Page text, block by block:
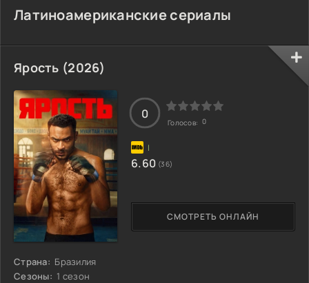
Латиноамериканские сериалы
Ярость (2026)
Страна: Бразилия
Сезоны: 1 сезон
СМОТРЕТЬ ОНЛАЙН
0
Голосов: 0
6.60 (36)